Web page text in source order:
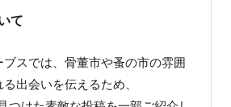
て
スでは、骨董市や蚤の市の雰囲
出会いを伝えるため、